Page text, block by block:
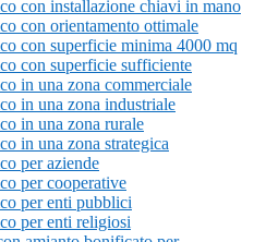
con installazione chiavi in mano
con orientamento ottimale
con superficie minima 4000 mq
con superficie sufficiente
in una zona commerciale
in una zona industriale
in una zona rurale
in una zona strategica
per aziende
per cooperative
per enti pubblici
per enti religiosi